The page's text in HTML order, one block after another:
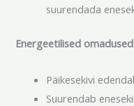
suurendada
Energeetilised
Päikesekivi
Suurendab